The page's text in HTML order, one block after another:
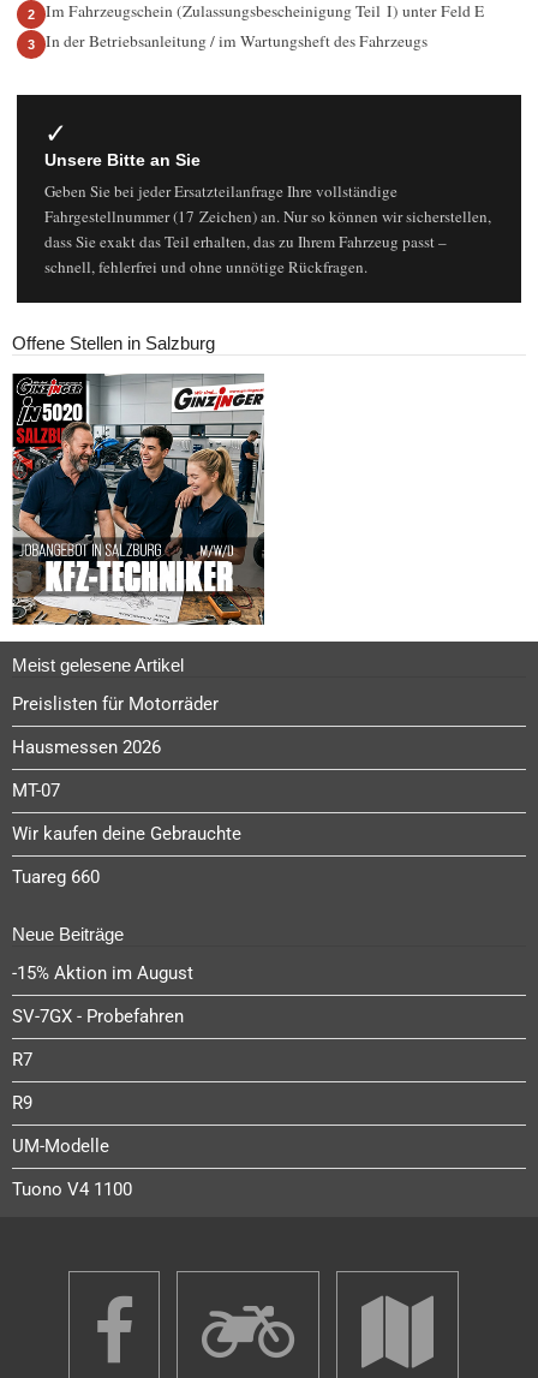
Im Fahrzeugschein (Zulassungsbescheinigung Teil I) unter Feld E
In der Betriebsanleitung / im Wartungsheft des Fahrzeugs
✓
Unsere Bitte an Sie
Geben Sie bei jeder Ersatzteilanfrage Ihre vollständige
Fahrgestellnummer (17 Zeichen) an. Nur so können wir sicherstellen,
dass Sie exakt das Teil erhalten, das zu Ihrem Fahrzeug passt –
schnell, fehlerfrei und ohne unnötige Rückfragen.
Offene Stellen in Salzburg
Meist gelesene Artikel
Preislisten für Motorräder
Hausmessen 2026
MT-07
Wir kaufen deine Gebrauchte
Tuareg 660
Neue Beiträge
-15% Aktion im August
SV-7GX - Probefahren
R7
R9
UM-Modelle
Tuono V4 1100